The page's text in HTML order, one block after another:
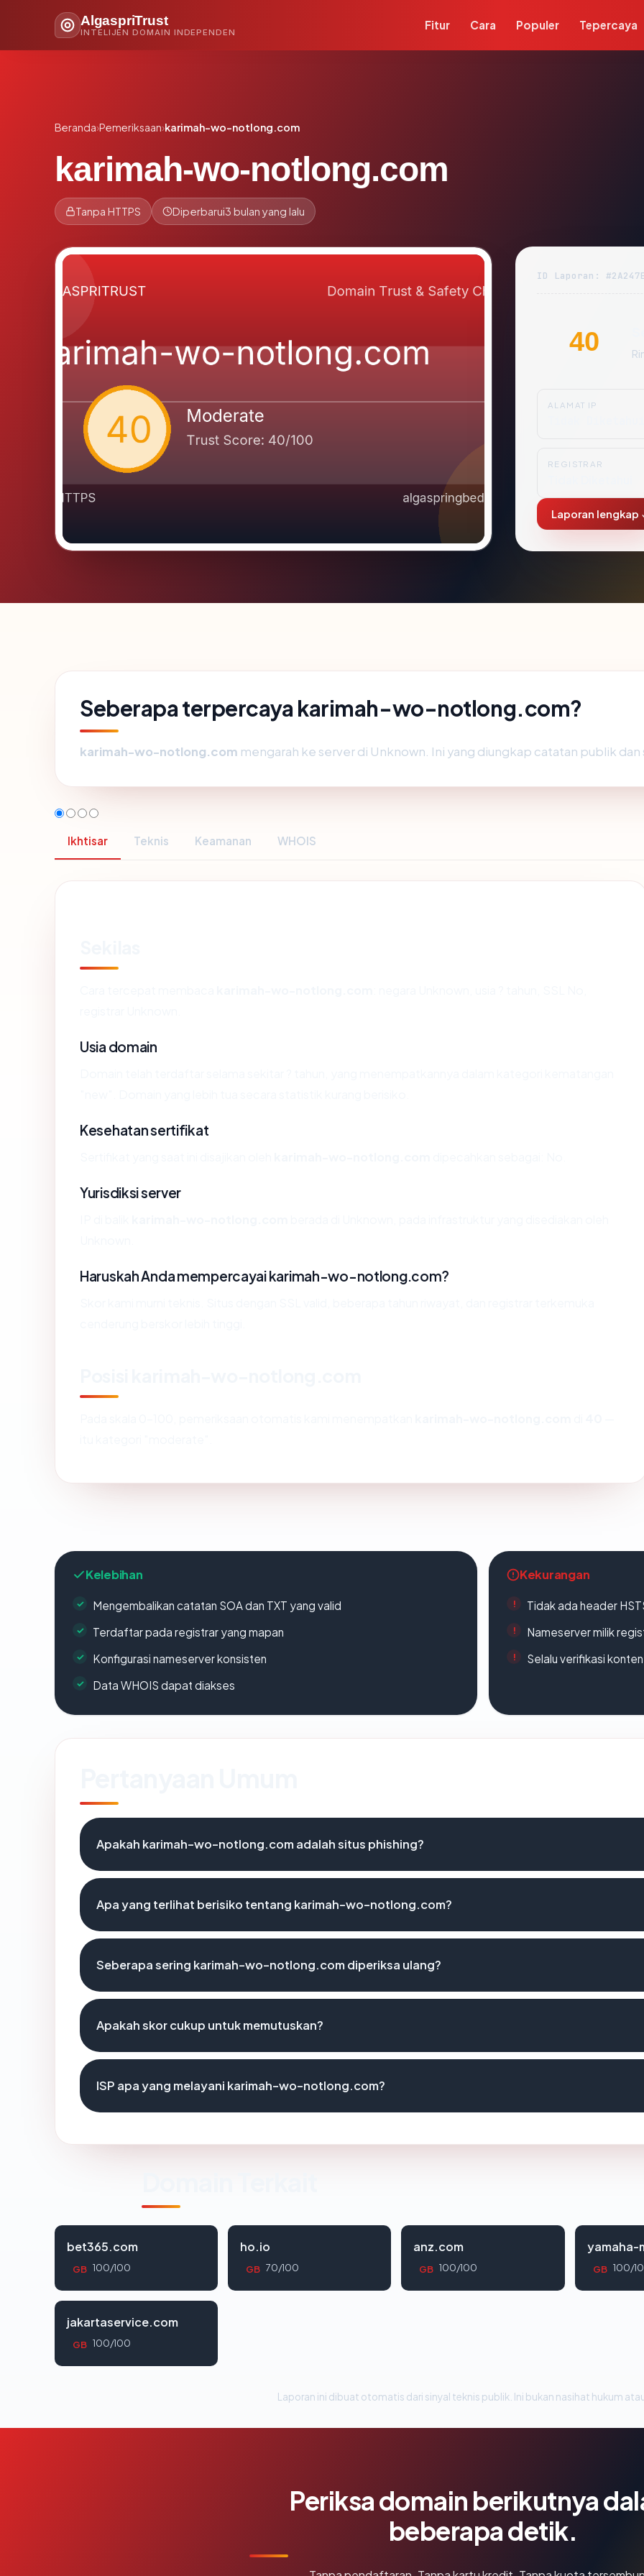
AlgaspriTrust
INTELIJEN DOMAIN INDEPENDEN
Fitur Cara Populer Tepercaya
Beranda›Pemeriksaan›karimah-wo-notlong.com
karimah-wo-notlong.com
Tanpa HTTPS Diperbarui3 bulan yang lalu
ID Laporan:
40
ALAMAT IP
REGISTRAR
Laporan lengkap
Seberapa terpercaya karimah-wo-notlong.com?
karimah-wo-notlong.com mengarah ke server di Unknown. Ini yang diungkap catatan publik dan
Ikhtisar Teknis Keamanan WHOIS
Usia domain
Kesehatan sertifikat
Yurisdiksi server
Haruskah Anda mempercayai karimah-wo-notlong.com?
Kelebihan
Mengembalikan catatan SOA dan TXT yang valid
Terdaftar pada registrar yang mapan
Konfigurasi nameserver konsisten
Data WHOIS dapat diakses
Kekurangan
Tidak ada header
Nameserver milik
Selalu verifikasi
Apakah karimah-wo-notlong.com adalah situs phishing?
Apa yang terlihat berisiko tentang karimah-wo-notlong.com?
Seberapa sering karimah-wo-notlong.com diperiksa ulang?
Apakah skor cukup untuk memutuskan?
ISP apa yang melayani karimah-wo-notlong.com?
bet365.com
GB 100/100
ho.io
GB 70/100
anz.com
GB 100/100
yamaha-
GB 100/
jakartaservice.com
GB 100/100
Laporan ini dibuat otomatis dari sinyal teknis publik. Ini bukan nasihat hukum
Periksa domain berikutnya
beberapa detik.